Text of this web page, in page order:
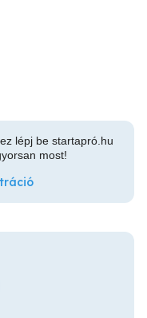
lépj be startapró.hu
most!